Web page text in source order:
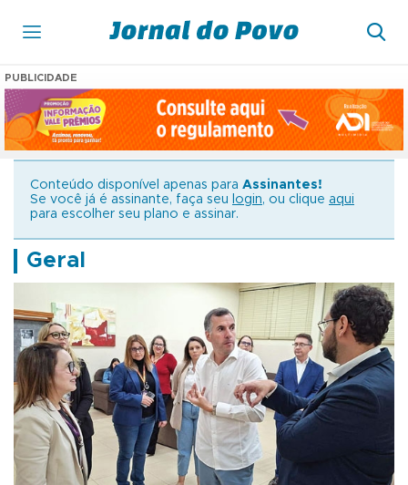
PUBLICIDADE
Conteúdo disponível apenas para Assinantes!
Se você já é assinante, faça seu
login, ou clique aqui
para escolher seu plano e assinar.
Geral